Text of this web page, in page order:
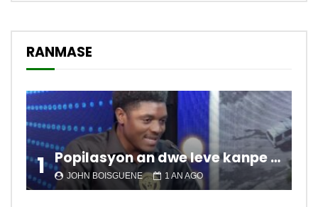
RANMASE
1 Popilasyon an dwe leve kanpe pou chanje sitiyasyon kawotik l’ap viv nan peyi a.
JOHN BOISGUENE 1 AN AGO